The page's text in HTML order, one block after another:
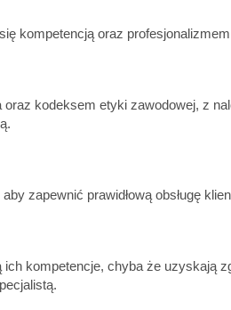
kompetencją oraz
oraz kodeksem etyki zawodowej, z
zapewnić prawidłową obsługę
kompetencje, chyba że uzyskają